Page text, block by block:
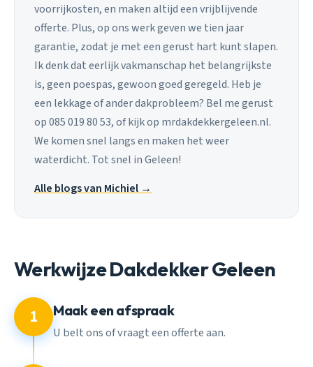
voorrijkosten, en maken altijd een vrijblijvende
offerte. Plus, op ons werk geven we tien jaar
garantie, zodat je met een gerust hart kunt slapen.
Ik denk dat eerlijk vakmanschap het belangrijkste
is, geen poespas, gewoon goed geregeld. Heb je
een lekkage of ander dakprobleem? Bel me gerust
op 085 019 80 53, of kijk op mrdakdekkergeleen.nl.
We komen snel langs en maken het weer
waterdicht. Tot snel in Geleen!
Alle blogs van Michiel →
Werkwijze Dakdekker Geleen
1 Maak een afspraak
U belt ons of vraagt een offerte aan.